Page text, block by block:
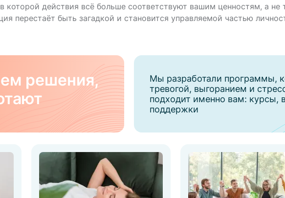
которой действия всё больше соответствуют вашим ценностям, а не
перестаёт быть загадкой и становится управляемой частью
решения,
Мы разработали программы,
тревогой, выгоранием и
подходит именно вам: курсы,
поддержки